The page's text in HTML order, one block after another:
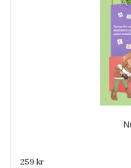
259 kr